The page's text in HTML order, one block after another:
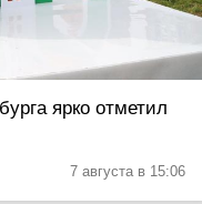
ярко отметил
7 августа в 15:06